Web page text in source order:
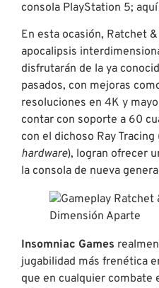
consola PlayStation 5;
En esta ocasión, Ratchet
apocalipsis
disfrutarán de la ya
pasados, con mejoras
resoluciones en 4K y
contar con soporte a 60
con el dichoso Ray Tracing
hardware), logran ofrecer
la consola de nueva
Insomniac Games
jugabilidad más frenética
que en cualquier combate